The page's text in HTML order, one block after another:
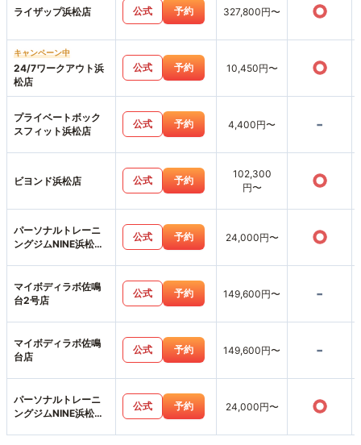
ライザップ浜松店 公式 予約 327,800円〜 ○
キャンペーン中
24/7ワークアウト浜
松店
公式 予約 10,450円〜 ○
プライベートボック
スフィット浜松店
公式 予約 4,400円〜 -
ビヨンド浜松店 公式 予約
102,300
円〜
○
パーソナルトレーニ
ングジムNINE浜松葵
公式 予約 24,000円〜 ○
マイボディラボ佐鳴
台2号店
公式 予約 149,600円〜 -
マイボディラボ佐鳴
台店
公式 予約 149,600円〜 -
パーソナルトレーニ
ングジムNINE浜松大
公式 予約 24,000円〜 ○